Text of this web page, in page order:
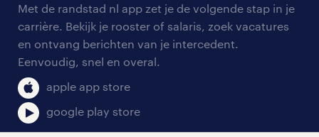
personeel gezocht
aanmelden nieuwsbrief
blogs en artikelen
salarischecker
bruto-netto calculator
onze vestigingen
pers
klachten en misstanden
Met de randstad nl app zet je de volgende stap in je
carrière. Bekijk je rooster of salaris, zoek vacatures
en ontvang berichten van je intercedent.
Eenvoudig, snel en overal.
apple app store
google play store